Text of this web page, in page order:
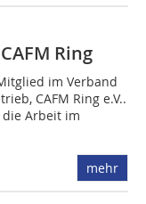
Ring
im Verband
CAFM Ring e.V..
die Arbeit im
mehr